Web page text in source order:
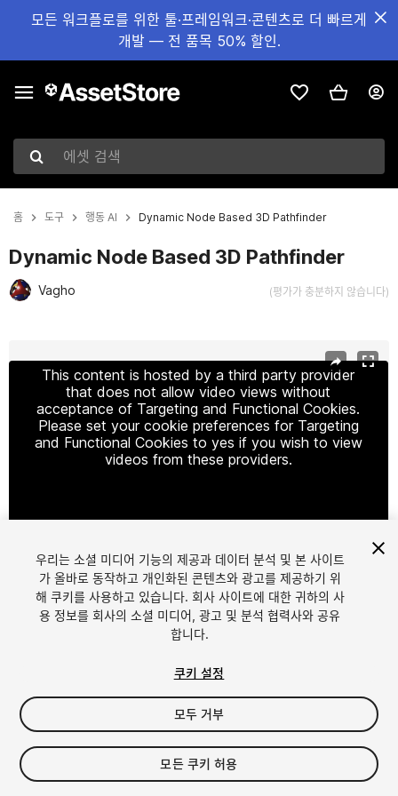
모든 워크플로를 위한 툴·프레임워크·콘텐츠로 더 빠르게
개발 — 전 품목 50% 할인.
에셋 검색
홈 도구 행동 AI Dynamic Node Based 3D Pathfinder
Dynamic Node Based 3D Pathfinder
Vagho (평가가 충분하지 않습니다)
This content is hosted by a third party provider
that does not allow video views without
acceptance of Targeting and Functional Cookies.
Please set your cookie preferences for Targeting
and Functional Cookies to yes if you wish to view
videos from these providers.
1/5
$50
Seat
우리는 소셜 미디어 기능의 제공과 데이터 분석 및 본 사이트
가 올바로 동작하고 개인화된 콘텐츠와 광고를 제공하기 위
해 쿠키를 사용하고 있습니다. 회사 사이트에 대한 귀하의 사
용 정보를 회사의 소셜 미디어, 광고 및 분석 협력사와 공유
합니다.
쿠키 설정
모두 거부
모든 쿠키 허용